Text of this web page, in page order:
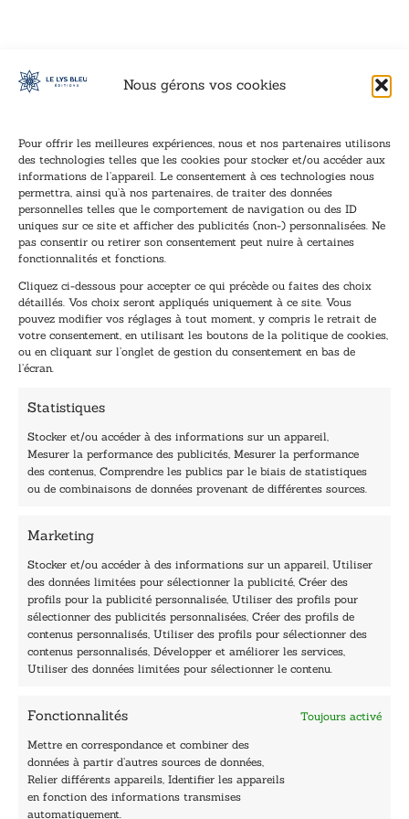
Nous gérons vos cookies
Pour offrir les meilleures expériences, nous et nos partenaires utilisons
des technologies telles que les cookies pour stocker et/ou accéder aux
informations de l’appareil. Le consentement à ces technologies nous
permettra, ainsi qu’à nos partenaires, de traiter des données
personnelles telles que le comportement de navigation ou des ID
uniques sur ce site et afficher des publicités (non-) personnalisées. Ne
pas consentir ou retirer son consentement peut nuire à certaines
fonctionnalités et fonctions.
Cliquez ci-dessous pour accepter ce qui précède ou faites des choix
détaillés. Vos choix seront appliqués uniquement à ce site. Vous
pouvez modifier vos réglages à tout moment, y compris le retrait de
votre consentement, en utilisant les boutons de la politique de cookies,
ou en cliquant sur l’onglet de gestion du consentement en bas de
l’écran.
Statistiques
Stocker et/ou accéder à des informations sur un appareil,
Mesurer la performance des publicités, Mesurer la performance
des contenus, Comprendre les publics par le biais de statistiques
ou de combinaisons de données provenant de différentes sources.
Marketing
Stocker et/ou accéder à des informations sur un appareil, Utiliser
des données limitées pour sélectionner la publicité, Créer des
profils pour la publicité personnalisée, Utiliser des profils pour
sélectionner des publicités personnalisées, Créer des profils de
contenus personnalisés, Utiliser des profils pour sélectionner des
contenus personnalisés, Développer et améliorer les services,
Utiliser des données limitées pour sélectionner le contenu.
Fonctionnalités Toujours activé
Mettre en correspondance et combiner des
données à partir d’autres sources de données,
Relier différents appareils, Identifier les appareils
en fonction des informations transmises
automatiquement.
Inscription à la newsletter
Inscrivez-vous à notre newsletter et recevez nos
dernières nouvelles.
m
a
i
l
*
E
m
a
i
l
*
TENEZ-MOI AU COURANT !
40, rue du Louvre 75001 Paris
Horaires du standard
De mardi à vendredi :
9h - 12h et 13h30 - 16h30
Lundi, samedi et dimanche : fermé
Navigation
Accueil
Les Plumes du Lys Bleu
Prix sciences humaines et sociales
Nos collections
Nos auteurs
Catalogue